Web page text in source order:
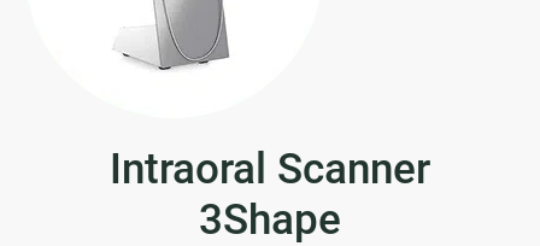
Intraoral Scanner
3Shape